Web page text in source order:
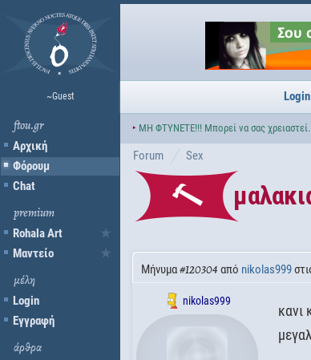
~Guest
ftou.gr
Αρχική
Φόρουμ
Chat
premium
Rohala Art
Μαντείο
μέλη
Login
Εγγραφή
άρθρα
Login
‣ ΜΗ ΦΤΥΝΕΤΕ!!! Μπορεί να σας χρειαστεί.
Forum Sex
Μήνυμα #120304 από nikolas999
nikolas999
κανι